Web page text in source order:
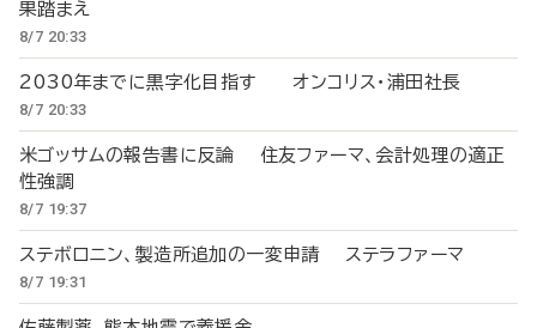
果踏まえ
8/7 20:33
2030年までに黒字化目指す オンコリス・浦田社長
8/7 20:33
米ゴッサムの報告書に反論 住友ファーマ、会計処理の適正
性強調
8/7 19:37
ステボロニン、製造所追加の一変申請 ステラファーマ
8/7 19:31